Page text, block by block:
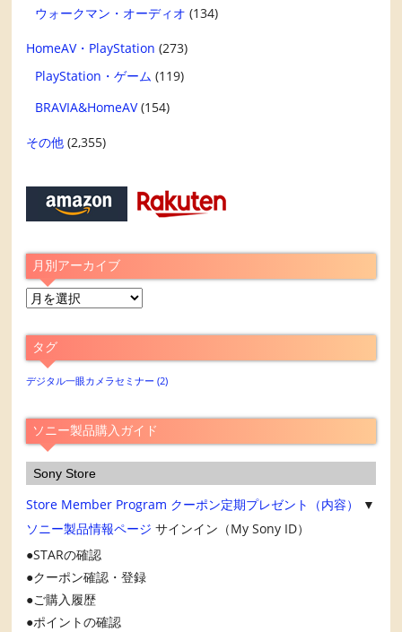
ウォークマン・オーディオ (134)
HomeAV・PlayStation (273)
PlayStation・ゲーム (119)
BRAVIA&HomeAV(154)
その他 (2,355)
月別アーカイブ
月
ア
ー
カ
ブ
タグ
デジタル一眼カメラセミナー (2)
ソニー製品購入ガイド
Sony Store
Store Member Program クーポン定期プレゼント（内容）
▼
ソニー製品情報ページ サインイン（My Sony ID）
STARの確認
クーポン確認・登録
ご購入履歴
ポイントの確認